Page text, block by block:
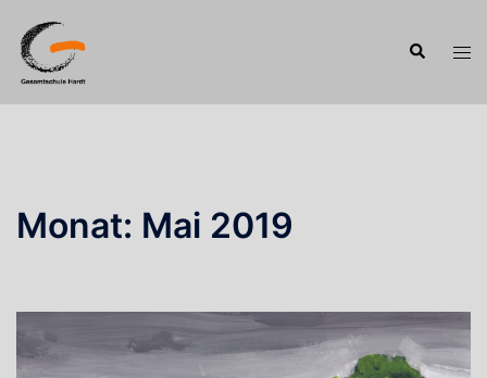
Inhalt
springen
Suche
Monat: Mai 2019